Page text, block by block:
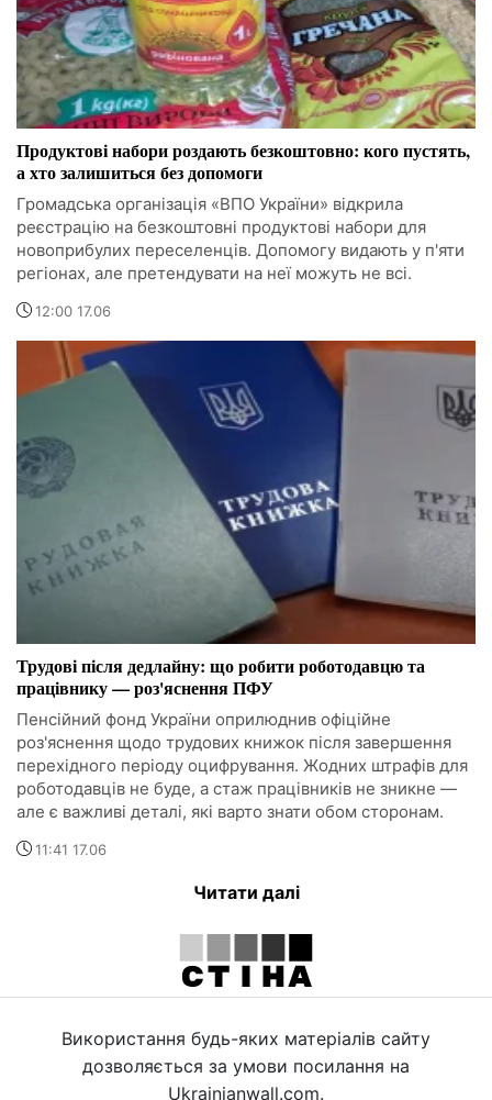
Продуктові набори роздають безкоштовно: кого пустять,
а хто залишиться без допомоги
Громадська організація «ВПО України» відкрила
реєстрацію на безкоштовні продуктові набори для
новоприбулих переселенців. Допомогу видають у п'яти
регіонах, але претендувати на неї можуть не всі.
12:00 17.06
Трудові після дедлайну: що робити роботодавцю та
працівнику — роз'яснення ПФУ
Пенсійний фонд України оприлюднив офіційне
роз'яснення щодо трудових книжок після завершення
перехідного періоду оцифрування. Жодних штрафів для
роботодавців не буде, а стаж працівників не зникне —
але є важливі деталі, які варто знати обом сторонам.
11:41 17.06
Читати далі
Використання будь-яких матеріалів сайту
дозволяється за умови посилання на
Ukrainianwall.com.